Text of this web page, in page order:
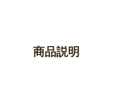
商品説明